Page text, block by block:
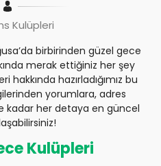
Kulüpleri
birbirinden güzel gece
merak ettiğiniz her şey
hakkında hazırladığımız bu
yorumlara, adres
kadar her detaya en güncel
Kulüpleri